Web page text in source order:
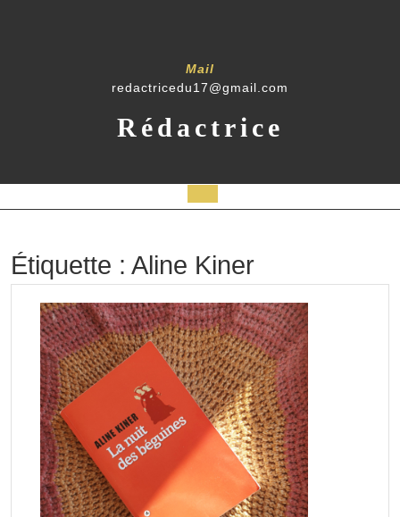
Mail
redactricedu17@gmail.com
Rédactrice
Button
Étiquette : Aline Kiner